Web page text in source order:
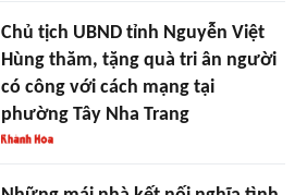
Chủ tịch UBND tỉnh Nguyễn Việt
Hùng thăm, tặng quà tri ân người
có công với cách mạng tại
phường Tây Nha Trang